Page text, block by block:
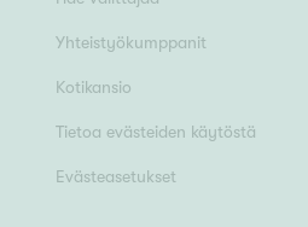
Yhteistyökumppanit
Kotikansio
Tietoa evästeiden käytöstä
Evästeasetukset